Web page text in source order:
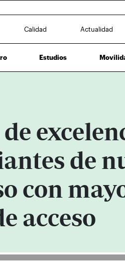
Calidad Actualidad
Estudios
de
con
acceso